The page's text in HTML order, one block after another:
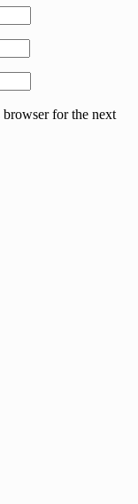
browser for the next